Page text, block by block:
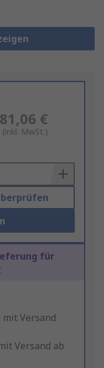
81,06 €
(inkl. MwSt.)
für
mit Versand
Versand ab